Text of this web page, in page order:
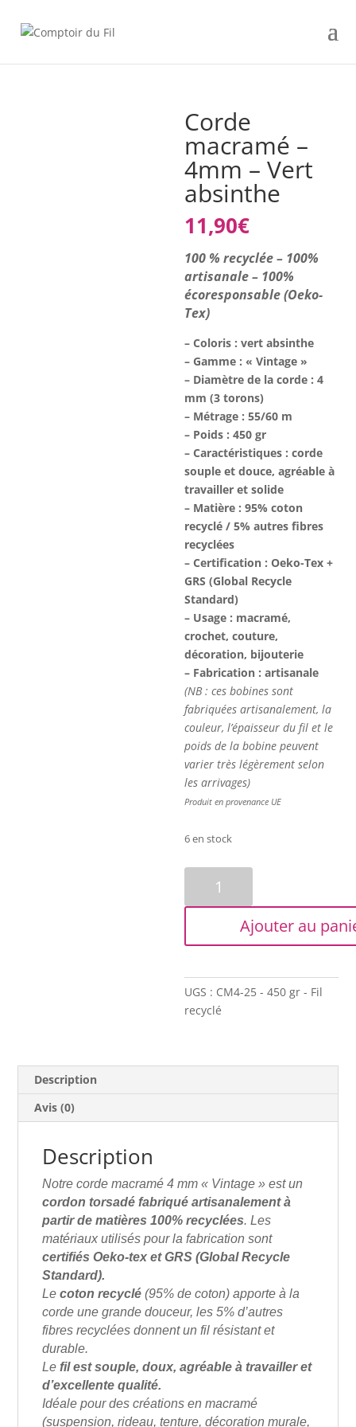
Corde
macramé –
4mm – Vert
absinthe
11,90€
100 % recyclée – 100%
artisanale – 100%
écoresponsable (Oeko-
Tex)
– Coloris : vert absinthe
– Gamme : « Vintage »
– Diamètre de la corde : 4
mm (3 torons)
– Métrage : 55/60 m
– Poids : 450 gr
– Caractéristiques : corde
souple et douce, agréable à
travailler et solide
– Matière : 95% coton
recyclé / 5% autres fibres
recyclées
– Certification : Oeko-Tex +
GRS (Global Recycle
Standard)
– Usage : macramé,
crochet, couture,
décoration, bijouterie
– Fabrication : artisanale
(NB : ces bobines sont
fabriquées artisanalement, la
couleur, l’épaisseur du fil et le
poids de la bobine peuvent
varier très légèrement selon
les arrivages)
Produit en provenance UE
6 en stock
Corde
-
-
absinthe
Ajouter au
UGS : CM4-25 - 450 gr - Fil
recyclé
Description
Avis (0)
Description
Notre corde macramé 4 mm « Vintage » est un
cordon torsadé fabriqué artisanalement à
partir dematières 100% recyclées. Les
matériaux utilisés pour la fabrication sont
certifiés Oeko-tex et GRS (Global Recycle
Standard).
Lecoton recyclé (95% de coton) apporte à la
corde une grande douceur, les 5% d’autres
fibres recyclées donnent un fil résistant et
durable.
Lefil est souple, doux, agréable à travailler et
d’excellente qualité.
Idéale pour des créations en macramé
(suspension, rideau, tenture, décoration murale,